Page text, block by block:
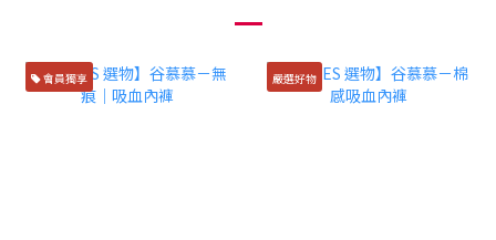
會員獨享 嚴選好物